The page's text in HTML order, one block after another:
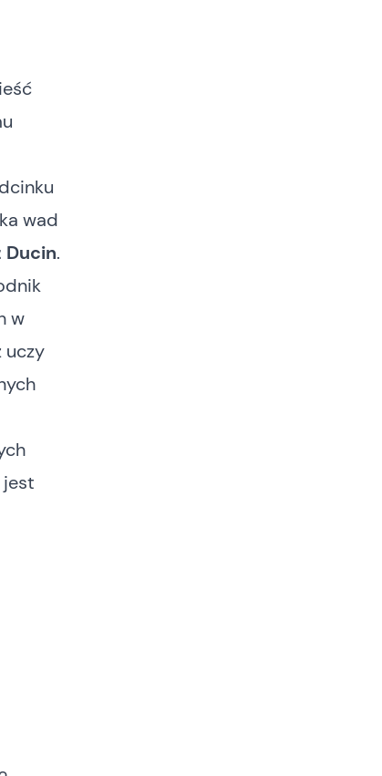
wad
Ducin.
w
uczy
jest